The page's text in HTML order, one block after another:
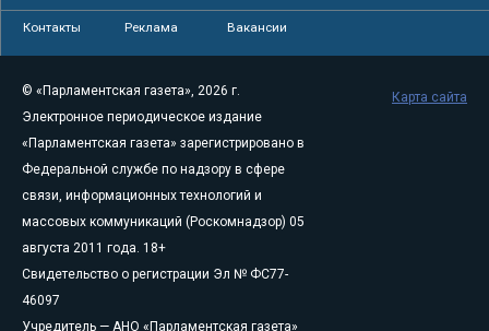
Контакты Реклама Вакансии
© «Парламентская газета», 2026 г.
Электронное периодическое издание
«Парламентская газета» зарегистрировано в
Федеральной службе по надзору в сфере
связи, информационных технологий и
массовых коммуникаций (Роскомнадзор) 05
августа 2011 года. 18+
Свидетельство о регистрации Эл № ФС77-
46097
Учредитель — АНО «Парламентская газета»
Карта сайта